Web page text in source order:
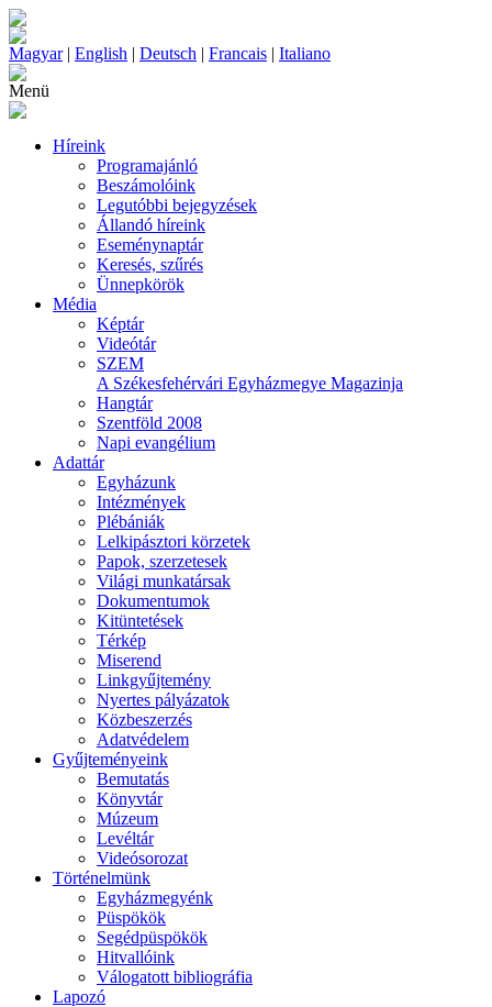
Magyar| English | Deutsch | Francais | Italiano
Menü
Híreink
Programajánló
Beszámolóink
Legutóbbi bejegyzések
Állandó híreink
Eseménynaptár
Keresés, szűrés
Ünnepkörök
Média
Képtár
Videótár
SZEM
A Székesfehérvári Egyházmegye Magazinja
Hangtár
Szentföld 2008
Napi evangélium
Adattár
Egyházunk
Intézmények
Plébániák
Lelkipásztori körzetek
Papok, szerzetesek
Világi munkatársak
Dokumentumok
Kitüntetések
Térkép
Miserend
Linkgyűjtemény
Nyertes pályázatok
Közbeszerzés
Adatvédelem
Gyűjteményeink
Bemutatás
Könyvtár
Múzeum
Levéltár
Videósorozat
Történelmünk
Egyházmegyénk
Püspökök
Segédpüspökök
Hitvallóink
Válogatott bibliográfia
Lapozó